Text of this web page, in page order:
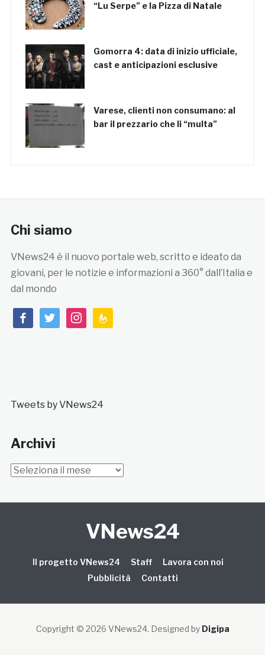
“Lu Serpe” e la Pizza di Natale
Gomorra 4: data di inizio ufficiale,
cast e anticipazioni esclusive
Varese, clienti non consumano: al
bar il prezzario che li “multa”
Chi siamo
VNews24 è il nuovo portale web, scritto e ideato da
giovani, per le notizie e informazioni a 360° dall’Italia e
dal mondo
facebooktwitterinstagramfeedburner
Tweets by VNews24
Archivi
Archivi
VNews24
Il progetto VNews24 Staff
Lavora con noi
Pubblicità
Contatti
Copyright © 2026 VNews24. Designed by Digipa